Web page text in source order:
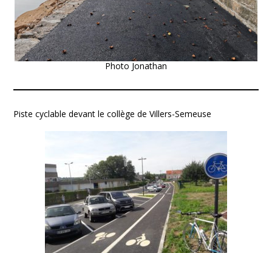
Photo Jonathan
Piste cyclable devant le collège de Villers-Semeuse